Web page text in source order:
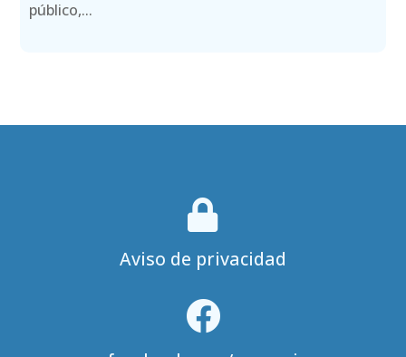
público,...

Aviso de privacidad
